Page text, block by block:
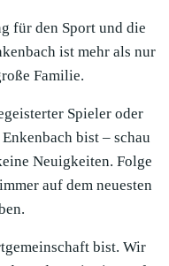
für den Sport und die
ist mehr als nur
Familie.
Spieler oder
bist – schau
Neuigkeiten. Folge
auf dem neuesten
bist. Wir